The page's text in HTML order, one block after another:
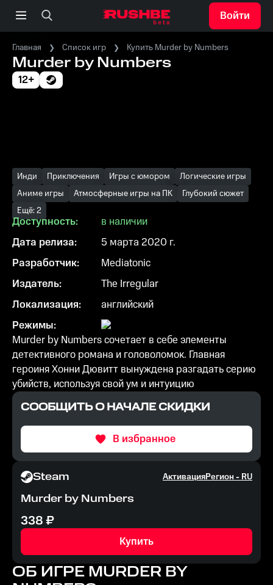
Войти
Главная Список игр Купить Murder by Numbers
Murder by Numbers
12+
Инди Приключения Игры с юмором
Логические игры
Аниме игры
Атмосферные игры на ПК
Глубокий сюжет
Ещё: 2
Доступность:
в наличии
Дата релиза:
5 марта 2020 г.
Разработчик:
Mediatonic
Издатель:
The Irregular
Локализация:
английский
Режимы:
Murder by Numbers сочетает в себе элементы
детективного романа и головоломок. Главная
героиня Хонни Дювитт вынуждена разгадать серию
убийств, используя свой ум и интуицию
СООБЩИТЬ О НАЧАЛЕ СКИДКИ
В избранное
Steam АктивацияРегион -RU
Murder by Numbers
338₽
Купить
ОБ ИГРЕ MURDER BY